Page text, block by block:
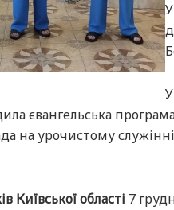
У
євангельська
на урочистому
Київської області 7